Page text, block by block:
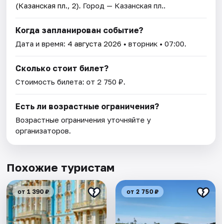
(Казанская пл., 2). Город — Казанская пл..
Когда запланирован событие?
Дата и время: 4 августа 2026 • вторник • 07:00.
Сколько стоит билет?
Стоимость билета: от 2 750 ₽.
Есть ли возрастные ограничения?
Возрастные ограничения уточняйте у
организаторов.
Похожие туристам
от 1 390 ₽ от 2 750 ₽